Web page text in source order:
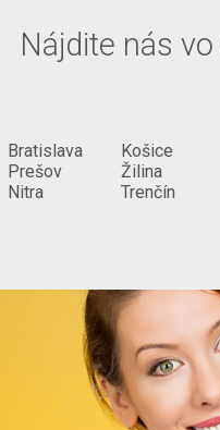
Nájdite nás
Bratislava
Prešov
Nitra
Košice
Žilina
Trenčín